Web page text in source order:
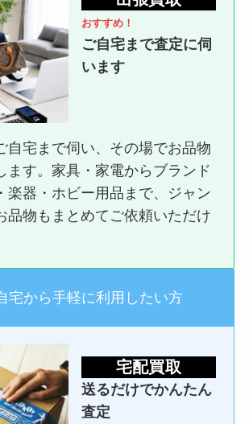
おすすめ！
ご自宅まで査定に伺
います
自宅まで伺い、その場でお品物
ます。家具・家電からブランド
楽器・ホビー用品まで、ジャン
品物もまとめてご依頼いただけ
宅から手軽に利用したい方
宅配買取
送るだけでかんたん
査定